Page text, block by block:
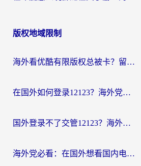
版权地域限制
海外看优酷有限版权总被卡？留学生亲测有效的回国加速器选择指南
在国外如何登录12123？海外党必备的回国加速实用指南
国外登录不了交管12123？海外华人亲测有效的回国加速器选择指南
海外党必看：在国外想看国内电视剧用什么软件？3步解决地域限制